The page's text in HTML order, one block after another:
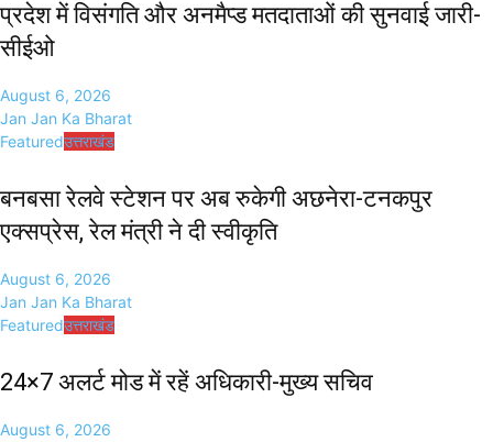
प्रदेश में विसंगति और अनमैप्ड मतदाताओं की सुनवाई जारी-
सीईओ
August 6, 2026
Jan Jan Ka Bharat
Featuredउत्तराखंड
बनबसा रेलवे स्टेशन पर अब रुकेगी अछनेरा-टनकपुर
एक्सप्रेस, रेल मंत्री ने दी स्वीकृति
August 6, 2026
Jan Jan Ka Bharat
Featuredउत्तराखंड
24×7 अलर्ट मोड में रहें अधिकारी-मुख्य सचिव
August 6, 2026